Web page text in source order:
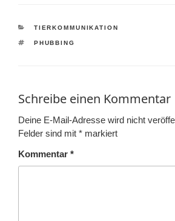
KATEGORIEN
TIERKOMMUNIKATION
SCHLAGWÖRTER
PHUBBING
Schreibe einen Kommentar
Deine E-Mail-Adresse wird nicht
Felder sind mit * markiert
Kommentar *